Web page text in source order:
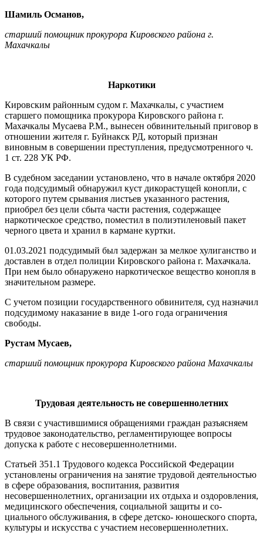
Шамиль Османов,
старший помощник прокурора Кировского района г.
Махачкалы
Наркотики
Кировским районным судом г. Ма­хачкалы, с участием
старшего помощ­ника прокурора Кировского района г.
Махачкалы Мусаева Р.М., вынесен обвинительный приговор в
отношении жителя г. Буйнакск РД, который признан
виновным в совершении преступления, предусмотренного ч.
1 ст. 228 УК РФ.
В судебном заседании установлено, что в начале октября 2020
года подсу­димый обнаружил куст дикорастущей конопли, с
которого путем срывания листьев указанного растения,
приоб­рел без цели сбыта части растения, содержащее
наркотическое средство, поместил в полиэтиленовый пакет
чер­ного цвета и хранил в кармане куртки.
01.03.2021 подсудимый был задер­жан за мелкое хулиганство и
доставлен в отдел полиции Кировского района г. Махачкала.
При нем было обнаруже­но наркотическое вещество конопля в
значительном размере.
С учетом позиции государственного обвинителя, суд назначил
подсудимо­му наказание в виде 1-ого года ограни­чения
свободы.
Рустам Мусаев,
старший помощник прокурора Кировского района Махачкалы
Трудовая деятельность не совершеннолетних
В связи с участившимися обраще­ниями граждан разъясняем
трудовое законодательство, регламентирующее вопросы
допуска к работе с несовер­шеннолетними.
Статьей 351.1 Трудового кодекса Рос­сийской Федерации
установлены ограни­чения на занятие трудовой деятельностью
в сфере образования, воспитания, разви­тия
несовершеннолетних, организации их отдыха и оздоровления,
медицинского обеспечения, социальной защиты и со­
циального обслуживания, в сфере детско- юношеского спорта,
культуры и искусства с участием несовершеннолетних.